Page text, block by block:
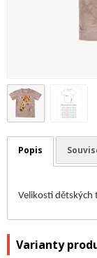
Popis
Velikosti dětských
Varianty